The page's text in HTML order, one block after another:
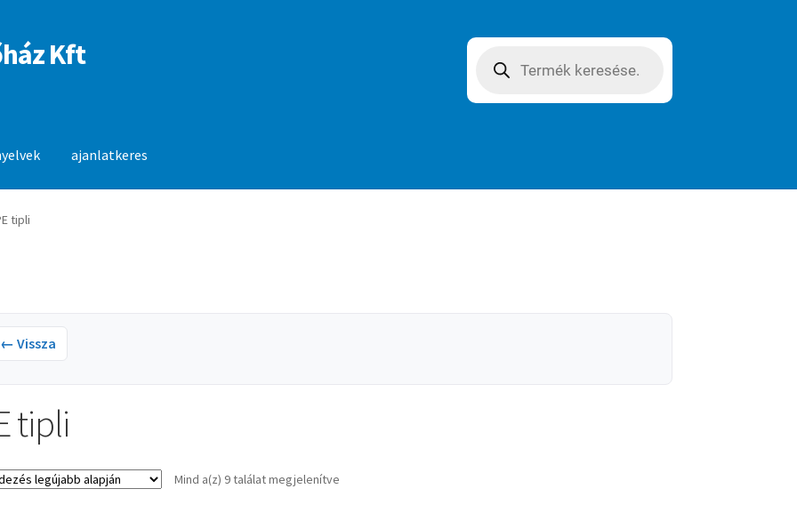
Kft search
ajanlatkeres
tipli
← Vissza
tipli
Mind a(z) 9 találat megjelenítveSorted